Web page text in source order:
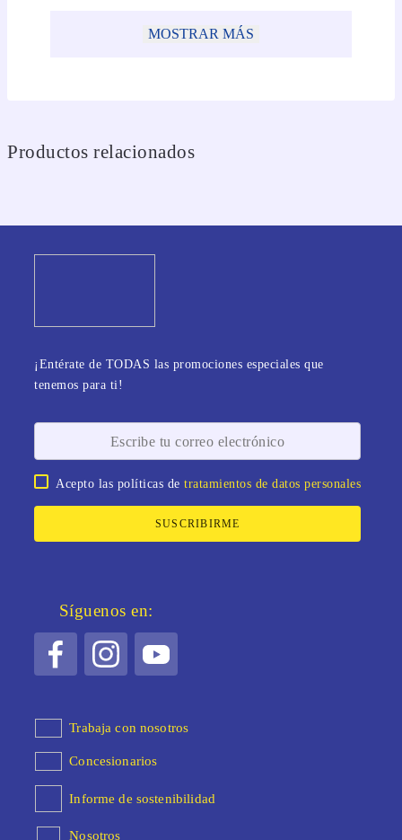
MOSTRAR MÁS
Productos relacionados
¡Entérate de TODAS las promociones especiales que
tenemos para ti!
Acepto las políticas detratamientos de datos personales
SUSCRIBIRME
Síguenos en:
Trabaja con nosotros
Concesionarios
Informe de sostenibilidad
Nosotros